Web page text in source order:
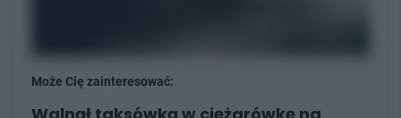
Może Cię zainteresować: